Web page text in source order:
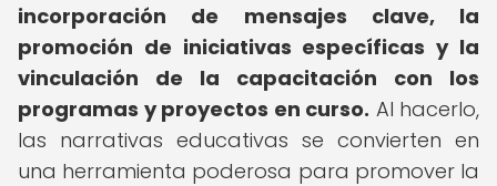
incorporación de mensajes clave, la
promoción de iniciativas específicas y la
vinculación de la capacitación con los
programas y proyectos en curso. Al hacerlo,
las narrativas educativas se convierten en
una herramienta poderosa para promover la